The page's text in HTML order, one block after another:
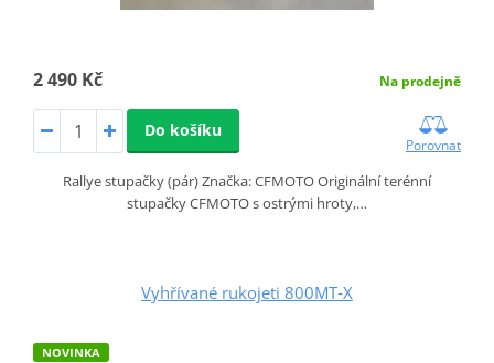
2 490 Kč Na prodejně
Do košíku
Porovnat
Rallye stupačky (pár) Značka: CFMOTO Originální terénní
stupačky CFMOTO s ostrými hroty,…
Vyhřívané rukojeti 800MT‑X
NOVINKA